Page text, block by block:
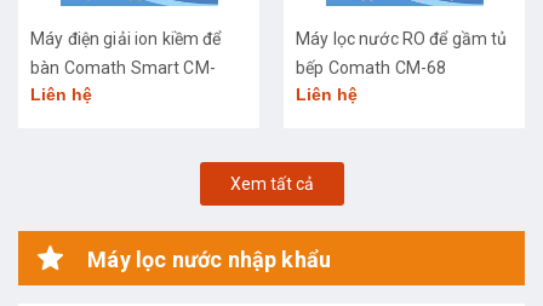
Máy điện giải ion kiềm để
bàn Comath Smart CM-
3668
Liên hệ
Máy lọc nước RO để gầm tủ
bếp Comath CM-68
Liên hệ
Xem tất cả
Máy lọc nước nhập khẩu